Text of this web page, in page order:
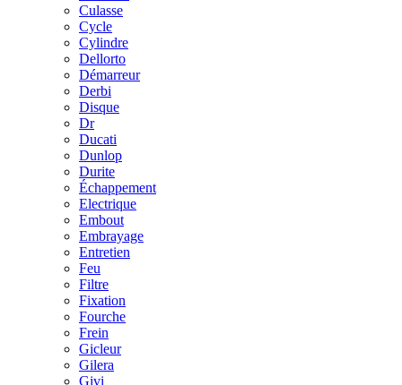
Culasse
Cycle
Cylindre
Dellorto
Démarreur
Derbi
Disque
Dr
Ducati
Dunlop
Durite
Échappement
Electrique
Embout
Embrayage
Entretien
Feu
Filtre
Fixation
Fourche
Frein
Gicleur
Gilera
Givi